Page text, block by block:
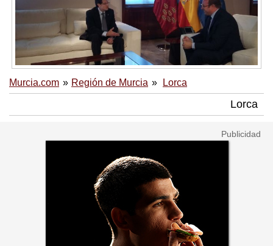
Murcia.com Región de Murcia Lorca
Lorca